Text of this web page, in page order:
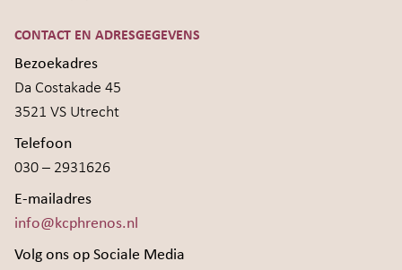
CONTACT EN ADRESGEGEVENS
Bezoekadres
Da Costakade 45
3521 VS Utrecht
Telefoon
030 – 2931626
E-mailadres
info@kcphrenos.nl
Volg ons op Sociale Media